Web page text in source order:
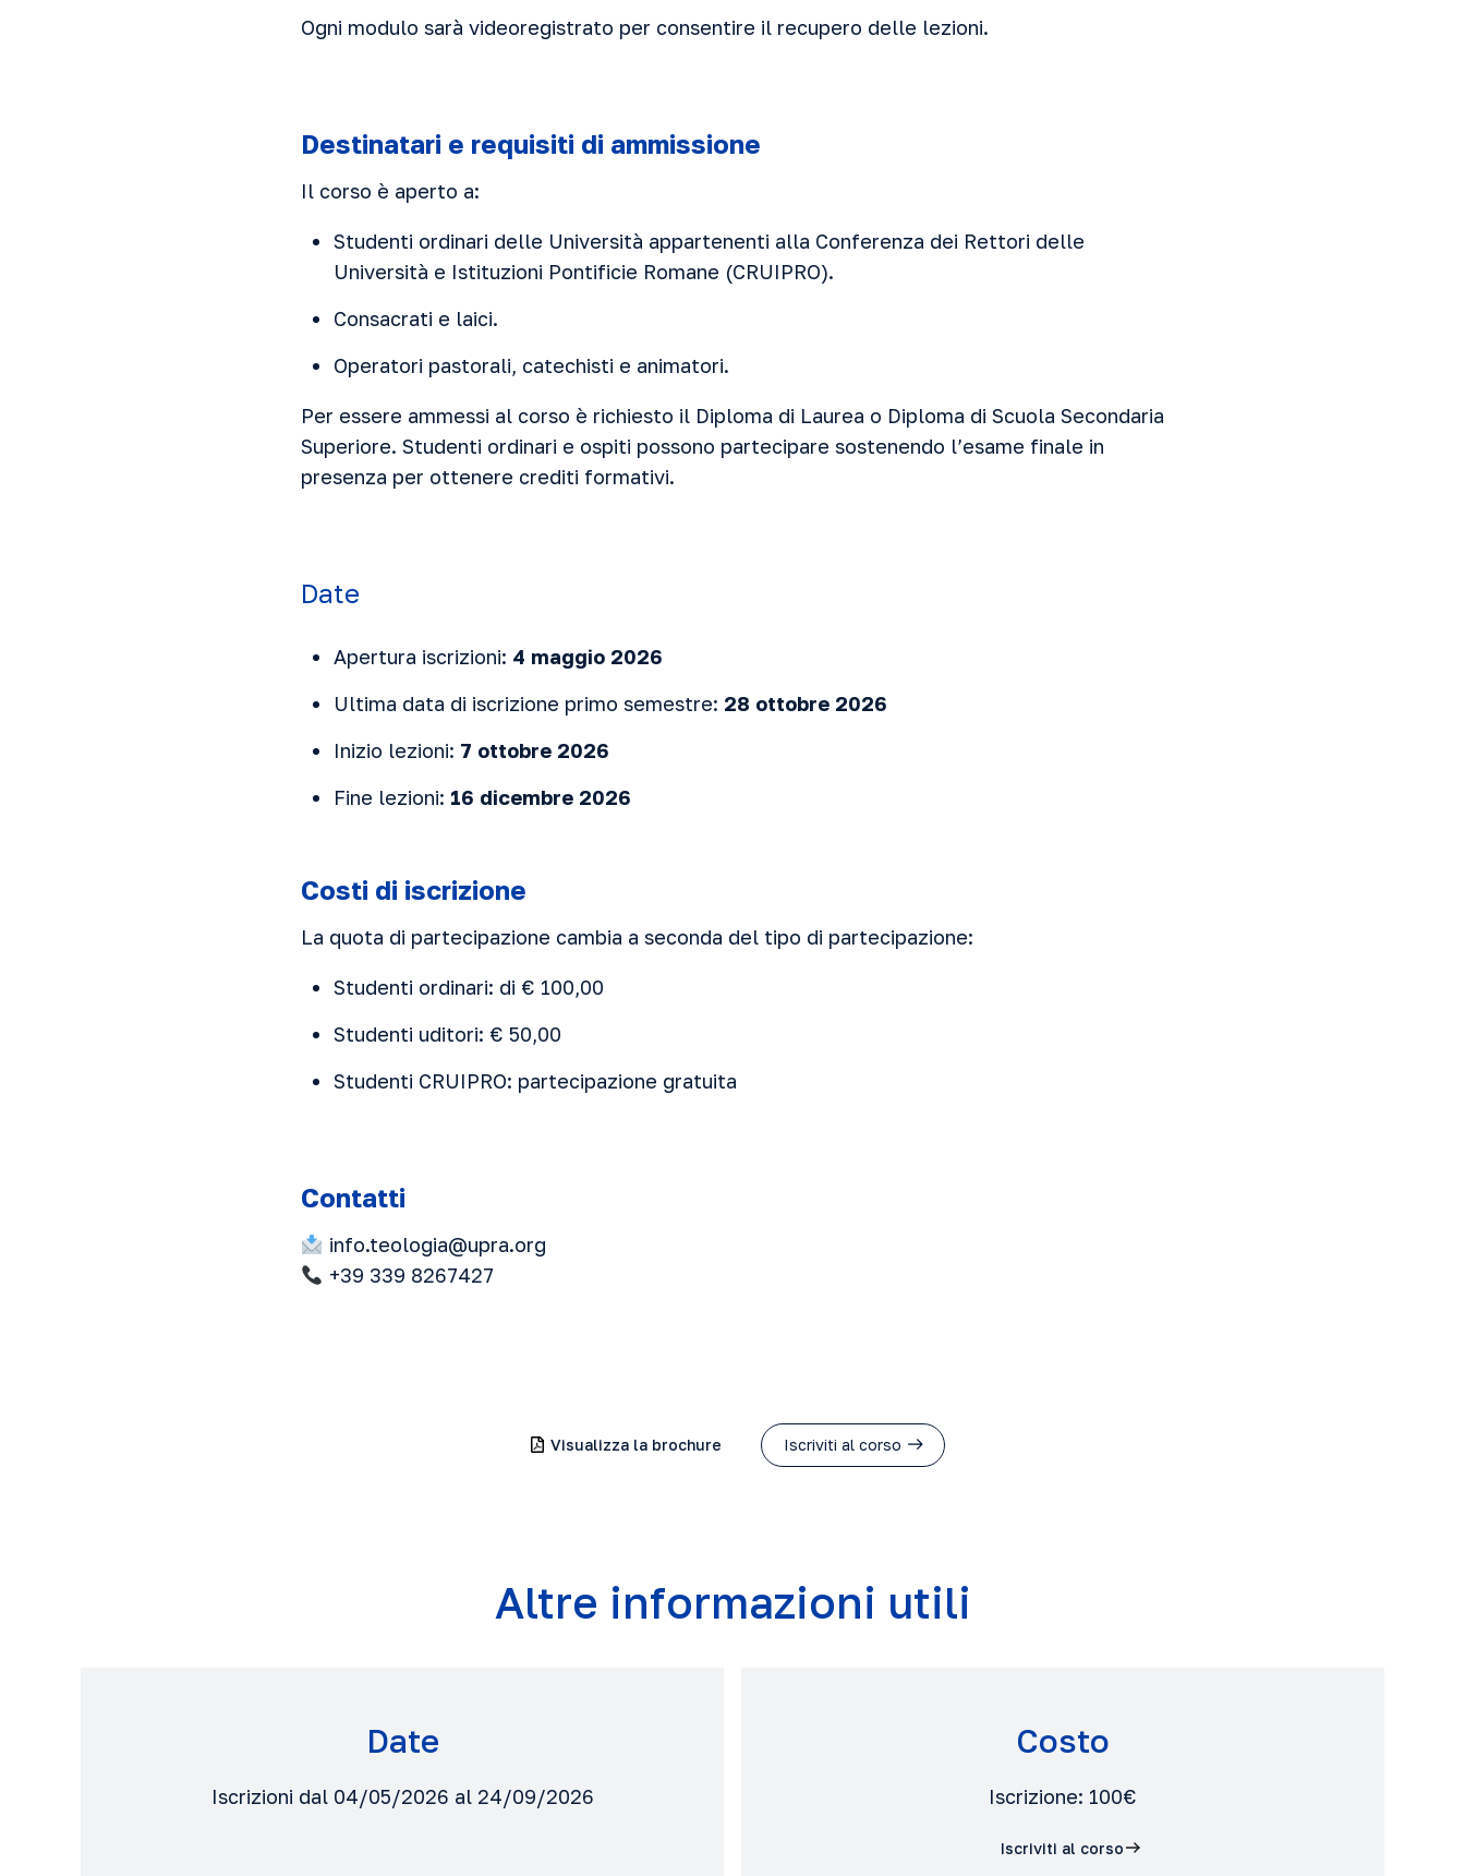
Ogni modulo sarà videoregistrato per consentire il recupero delle lezioni.
Destinatari e requisiti di ammissione
Il corso è aperto a:
Studenti ordinari delle Università appartenenti alla Conferenza dei Rettori delle
Università e Istituzioni Pontificie Romane (CRUIPRO).
Consacrati e laici.
Operatori pastorali, catechisti e animatori.
Per essere ammessi al corso è richiesto il Diploma di Laurea o Diploma di Scuola Secondaria
Superiore. Studenti ordinari e ospiti possono partecipare sostenendo l’esame finale in
presenza per ottenere crediti formativi.
Date
Apertura iscrizioni: 4 maggio 2026
Ultima data di iscrizione primo semestre: 28 ottobre 2026
Inizio lezioni: 7 ottobre 2026
Fine lezioni: 16 dicembre 2026
Costi di iscrizione
La quota di partecipazione cambia a seconda del tipo di partecipazione:
Studenti ordinari: di € 100,00
Studenti uditori: € 50,00
Studenti CRUIPRO: partecipazione gratuita
Contatti
info.teologia@upra.org
+39 339 8267427
Visualizza la brochure Iscriviti al corso
Altre informazioni utili
Date
Iscrizioni dal 04/05/2026 al 24/09/2026
Costo
Iscrizione: 100€
Iscriviti al corso